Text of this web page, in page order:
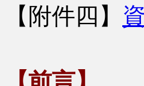
【附件四】